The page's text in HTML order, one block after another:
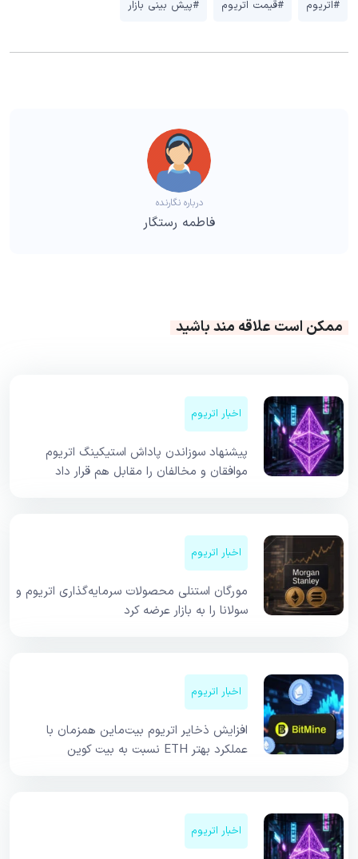
#اتریوم #قیمت اتریوم #پیش بینی بازار
درباره نگارنده
فاطمه رستگار
ممکن است علاقه مند باشید
اخبار اتریوم
پیشنهاد سوزاندن پاداش استیکینگ اتریوم
موافقان و مخالفان را مقابل هم قرار داد
اخبار اتریوم
مورگان استنلی محصولات سرمایه‌گذاری اتریوم و
سولانا را به بازار عرضه کرد
اخبار اتریوم
افزایش ذخایر اتریوم بیت‌ماین همزمان با
عملکرد بهتر ETH نسبت به بیت کوین
اخبار اتریوم